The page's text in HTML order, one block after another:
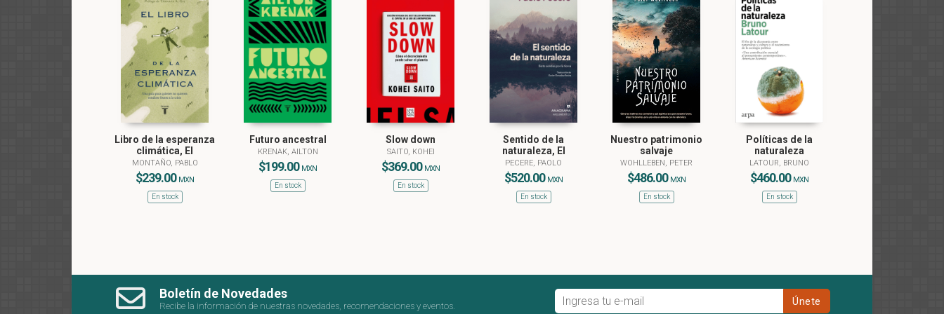
Libro de la esperanza
climática, El
MONTAÑO, PABLO
$239.00 MXN
En stock
Futuro ancestral
KRENAK, AILTON
$199.00 MXN
En stock
Slow down
SAITO, KOHEI
$369.00 MXN
En stock
Sentido de la
naturaleza, El
PECERE, PAOLO
$520.00 MXN
En stock
Nuestro patrimonio
salvaje
WOHLLEBEN, PETER
$486.00 MXN
En stock
Políticas de la
naturaleza
LATOUR, BRUNO
$460.00 MXN
En stock
Boletín de Novedades
Recibe la información de nuestras novedades, recomendaciones y eventos.